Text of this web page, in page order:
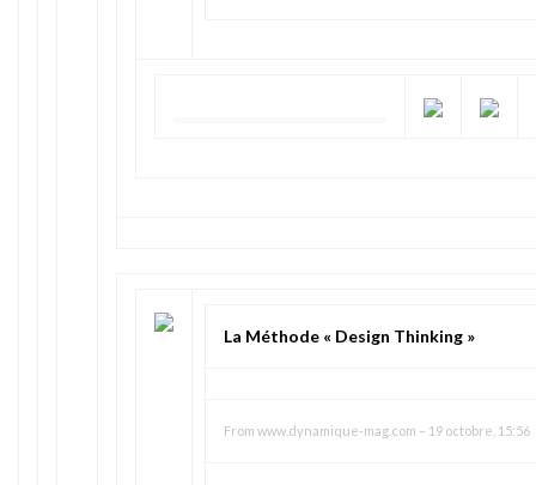
La Méthode « Design Thinking »
From www.dynamique-mag.com – 19 octobre, 15:56